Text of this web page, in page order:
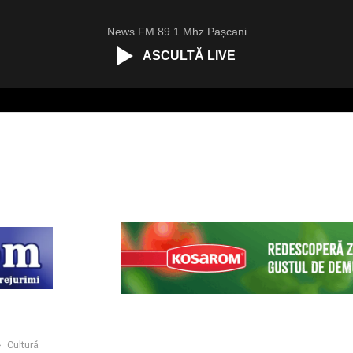
News FM 89.1 Mhz Pașcani
ASCULTĂ LIVE
Cultură